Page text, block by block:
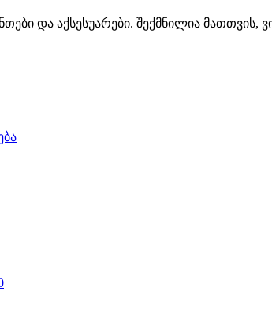
და აქსესუარები. შექმნილია მათთვის,